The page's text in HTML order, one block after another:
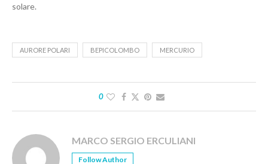
solare.
AURORE POLARI BEPICOLOMBO MERCURIO
0
MARCO SERGIO ERCULIANI
Follow Author